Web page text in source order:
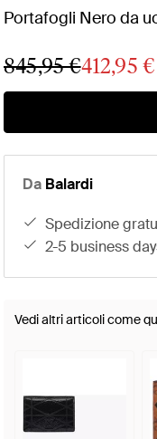
Portafogli Nero da
845,95 €412,95 €
Da Balardi
spedizione
2-5 business
Vedi altri articoli come